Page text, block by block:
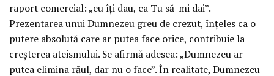
raport comercial: „eu îți dau, ca Tu să-mi dai”.
Prezentarea unui Dumnezeu greu de crezut, înțeles ca o
putere absolută care ar putea face orice, contribuie la
creșterea ateismului. Se afirmă adesea: „Dumnezeu ar
putea elimina răul, dar nu o face”. În realitate, Dumnezeu